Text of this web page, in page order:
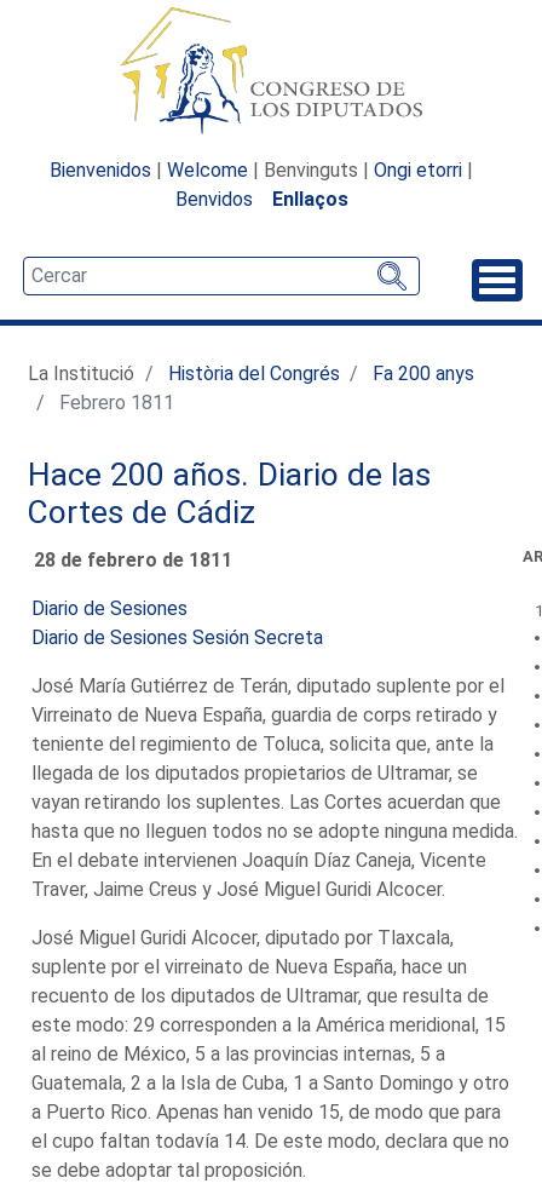
Bienvenidos | Welcome | Benvinguts | Ongi etorri |
Benvidos
Enllaços
La Institució Història del Congrés
Fa 200 anys
Febrero 1811
Hace 200 años. Diario de las
Cortes de Cádiz
28 de febrero de 1811
Diario de Sesiones
Diario de Sesiones Sesión Secreta
José María Gutiérrez de Terán, diputado suplente por el
Virreinato de Nueva España, guardia de corps retirado y
teniente del regimiento de Toluca, solicita que, ante la
llegada de los diputados propietarios de Ultramar, se
vayan retirando los suplentes. Las Cortes acuerdan que
hasta que no lleguen todos no se adopte ninguna medida.
En el debate intervienen Joaquín Díaz Caneja, Vicente
Traver, Jaime Creus y José Miguel Guridi Alcocer.
José Miguel Guridi Alcocer, diputado por Tlaxcala,
suplente por el virreinato de Nueva España, hace un
recuento de los diputados de Ultramar, que resulta de
este modo: 29 corresponden a la América meridional, 15
al reino de México, 5 a las provincias internas, 5 a
Guatemala, 2 a la Isla de Cuba, 1 a Santo Domingo y otro
a Puerto Rico. Apenas han venido 15, de modo que para
el cupo faltan todavía 14. De este modo, declara que no
se debe adoptar tal proposición.